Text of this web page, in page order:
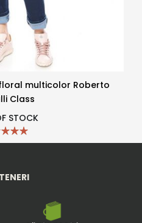
multicolor Roberto
Class
STOCK